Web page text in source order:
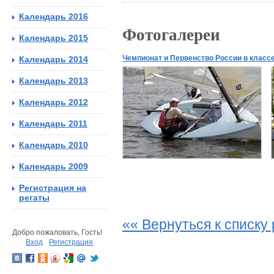
Фотогалереи
Чемпионат и Первенство России в
«« Вернуться к списку
Календарь 2016
Календарь 2015
Календарь 2014
Календарь 2013
Календарь 2012
Календарь 2011
Календарь 2010
Календарь 2009
Регистрация на
регаты
Добро пожаловать, Гость!
Вход
Регистрация